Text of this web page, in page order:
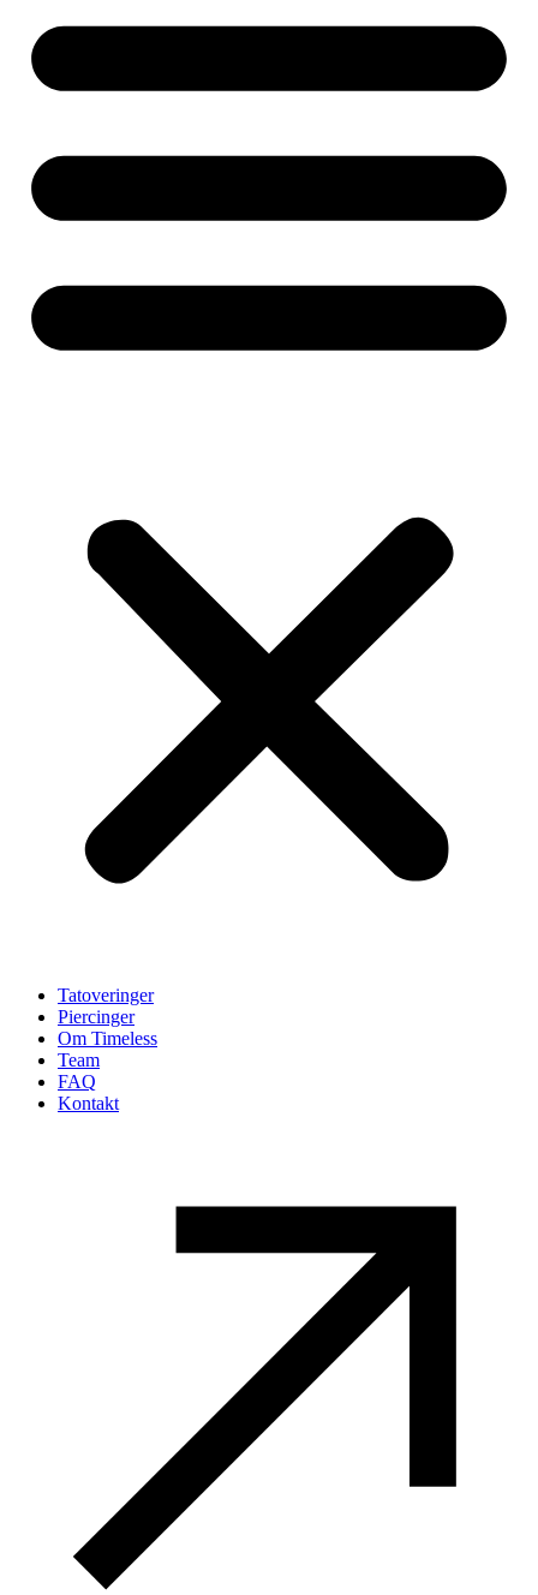
Tatoveringer
Piercinger
Om Timeless
Team
FAQ
Kontakt